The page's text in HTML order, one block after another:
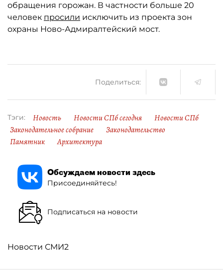
обращения горожан. В частности больше 20
человек просили исключить из проекта зон
охраны Ново-Адмиралтейский мост.
Поделиться:
Тэги: Новость Новости СПб сегодня
Новости СПб
Законодательное собрание
Законодательство
Памятник
Архитектура
Обсуждаем новости здесь
Присоединяйтесь!
Подписаться на новости
Новости СМИ2